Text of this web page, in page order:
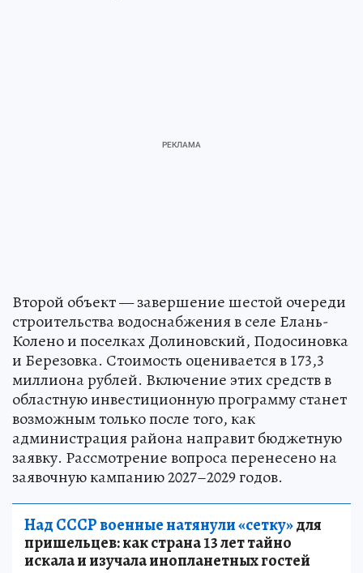
Второй объект — завершение шестой очереди
строительства водоснабжения в селе Елань-
Колено и поселках Долиновский, Подосиновка
и Березовка. Стоимость оценивается в 173,3
миллиона рублей. Включение этих средств в
областную инвестиционную программу станет
возможным только после того, как
администрация района направит бюджетную
заявку. Рассмотрение вопроса перенесено на
заявочную кампанию 2027–2029 годов.
Над СССР военные натянули «сетку»для
пришельцев: как страна 13 лет тайно
искала и изучала инопланетных гостей